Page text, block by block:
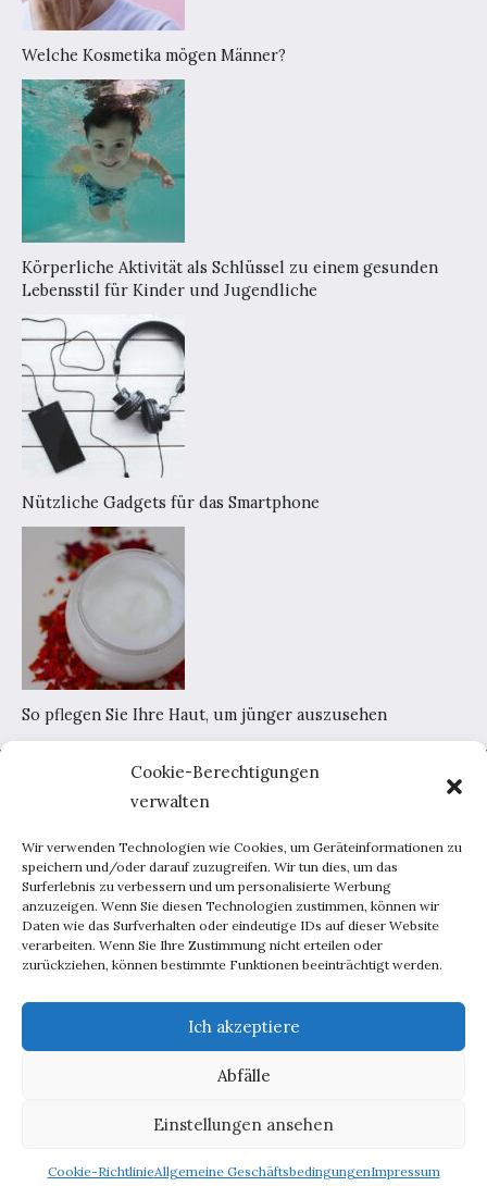
Cookie-Berechtigungen
verwalten
Wir verwenden Technologien wie Cookies, um Geräteinformationen zu
speichern und/oder darauf zuzugreifen. Wir tun dies, um das
Surferlebnis zu verbessern und um personalisierte Werbung
anzuzeigen. Wenn Sie diesen Technologien zustimmen, können wir
Daten wie das Surfverhalten oder eindeutige IDs auf dieser Website
verarbeiten. Wenn Sie Ihre Zustimmung nicht erteilen oder
zurückziehen, können bestimmte Funktionen beeinträchtigt werden.
Ich akzeptiere
Abfälle
Einstellungen ansehen
Cookie-RichtlinieAllgemeine GeschäftsbedingungenImpressum
Welche Kosmetika mögen Männer?
Körperliche Aktivität als Schlüssel zu einem gesunden
Lebensstil für Kinder und Jugendliche
Nützliche Gadgets für das Smartphone
So pflegen Sie Ihre Haut, um jünger auszusehen
Home
Portal-Werbung
Kontakt
Haus und Garten
Beratung
Inspirationen
Männchen
Copyright © 2026 deutscherstil.de